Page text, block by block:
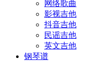
网络歌曲
影视吉他
抖音吉他
民谣吉他
英文吉他
钢琴谱